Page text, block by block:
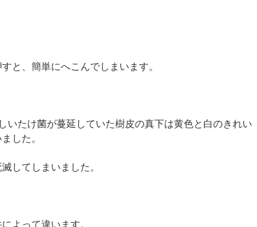
と、簡単にへこんでしまいます。
たけ菌が蔓延していた樹皮の真下は黄色と白のきれい
した。
してしまいました。
よって違います。